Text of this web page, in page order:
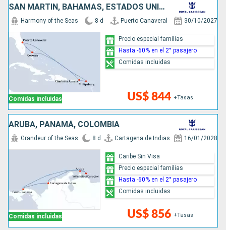
SAN MARTÍN, BAHAMAS, ESTADOS UNIDOS
Comidas incluidas
Harmony of the Seas 8 d Puerto Canaveral 30/10/2027
US$ 844 +Tasas
Precio especial familias
Hasta -60% en el 2° pasajero
Comidas incluidas
ARUBA, PANAMÁ, COLOMBIA
Comidas incluidas
Grandeur of the Seas 8 d Cartagena de Indias 16/01/2028
US$ 856 +Tasas
Caribe Sin Visa
Precio especial familias
Hasta -60% en el 2° pasajero
Comidas incluidas